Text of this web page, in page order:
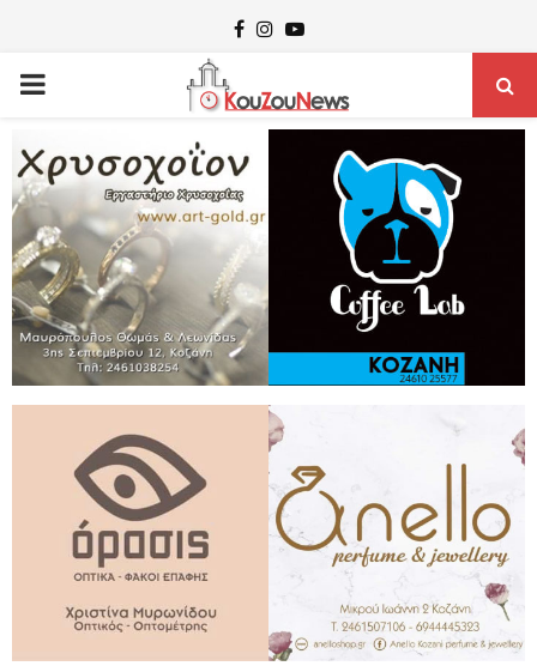
Facebook
Instagram
Youtube
PRIMARY
MENU